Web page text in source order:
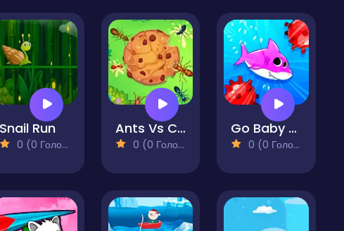
Snail Run
0 (0 Голосів)
Ants Vs Cookie
0 (0 Голосів)
Go Baby Shark Go
0 (0 Голосів)